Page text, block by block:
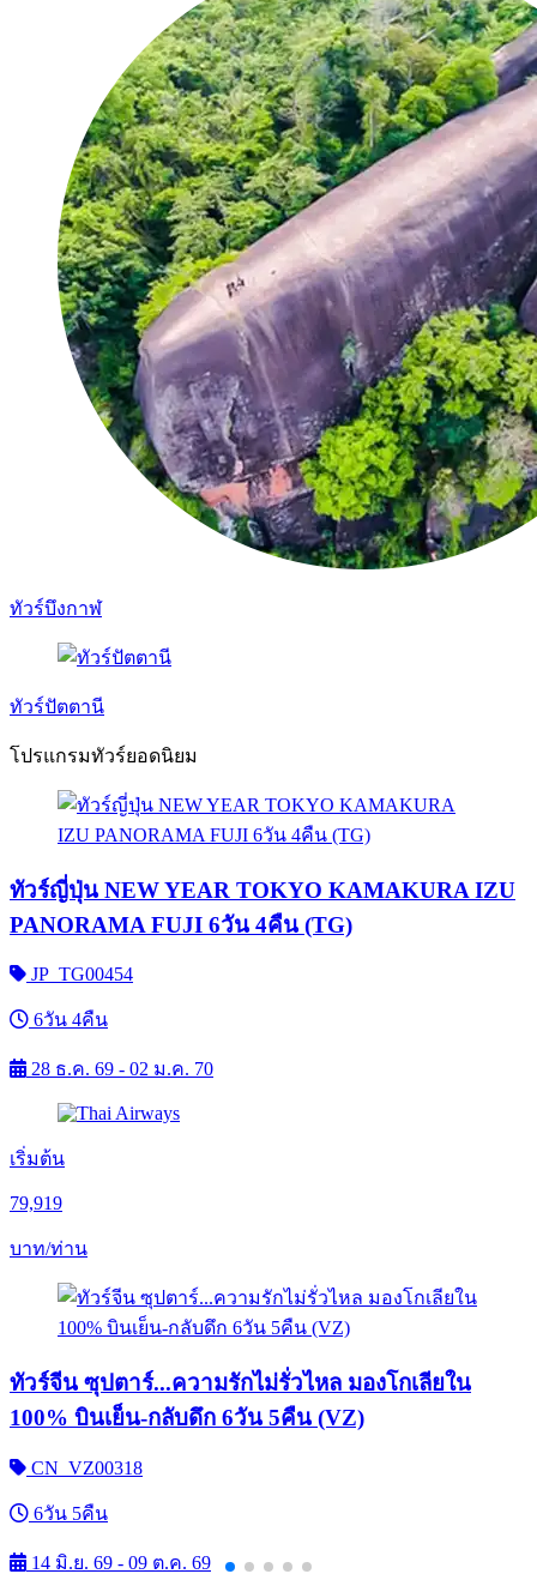
ทัวร์บึงกาฬ
ทัวร์ปัตตานี
โปรแกรมทัวร์ยอดนิยม
ทัวร์ญี่ปุ่น NEW YEAR TOKYO KAMAKURA IZU
PANORAMA FUJI 6วัน 4คืน (TG)
JP_TG00454
6วัน 4คืน
28 ธ.ค. 69 - 02 ม.ค. 70
เริ่มต้น
79,919
บาท/ท่าน
ทัวร์จีน ซุปตาร์...ความรักไม่รั่วไหล มองโกเลียใน
100% บินเย็น-กลับดึก 6วัน 5คืน (VZ)
CN_VZ00318
6วัน 5คืน
14 มิ.ย. 69 - 09 ต.ค. 69